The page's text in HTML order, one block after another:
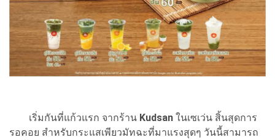
เริ่มกันที่แก้วแรก จากร้าน Kudsan ในเซเว่น สิ้นสุดการ
รอคอย สำหรับกระแสเพียวมัทฉะที่มาแรงสุดๆ วันนี้สามารถ